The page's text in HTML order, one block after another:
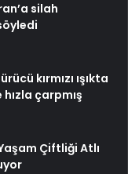
silah
kırmızı ışıkta
çarpmış
Çiftliği Atlı